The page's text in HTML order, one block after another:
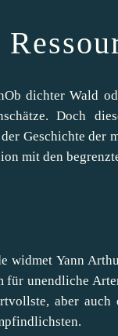
Ob dichter Wald
Doch
Geschichte der
mit den
widmet Yann
für unendliche
aber auch